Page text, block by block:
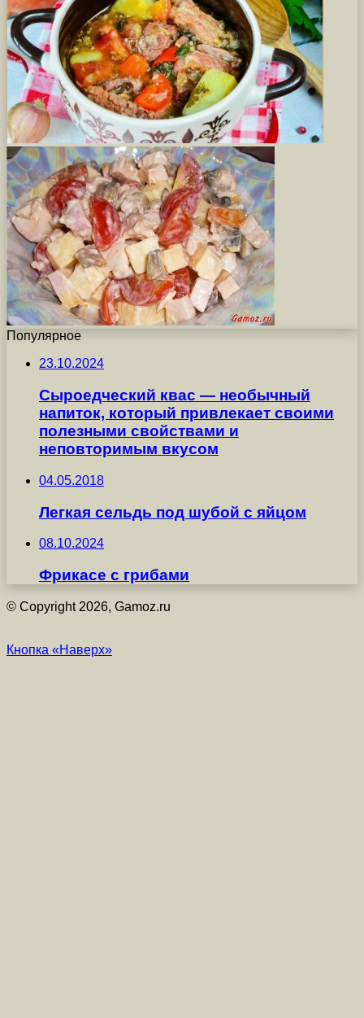
Популярное
23.10.2024
Сыроедческий квас — необычный
напиток, который привлекает своими
полезными свойствами и
неповторимым вкусом
04.05.2018
Легкая сельдь под шубой с яйцом
08.10.2024
Фрикасе с грибами
© Copyright 2026, Gamoz.ru
Кнопка «Наверх»